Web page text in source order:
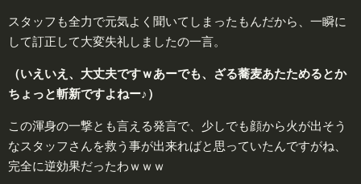
スタッフも全力で元気よく聞いてしまったもんだから、一瞬に
して訂正して大変失礼しましたの一言。
（いえいえ、大丈夫ですｗあーでも、ざる蕎麦あたためるとか
ちょっと斬新ですよねー♪）
この渾身の一撃とも言える発言で、少しでも顔から火が出そう
なスタッフさんを救う事が出来ればと思っていたんですがね、
完全に逆効果だったわｗｗｗ